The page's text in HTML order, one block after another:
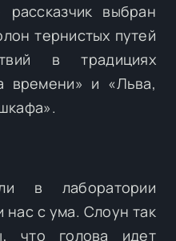
выбран
тернистых путей
в традициях
времени» и «Льва,
в лаборатории
нас с ума. Слоун так
что голова идет